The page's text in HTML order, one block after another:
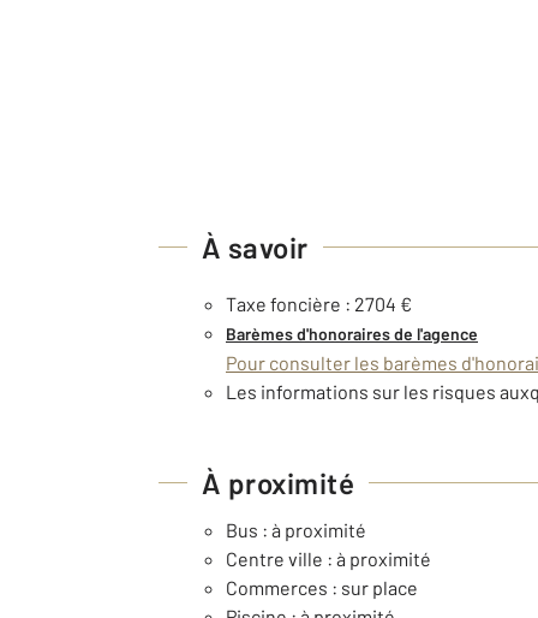
À savoir
Taxe foncière : 2704 €
Barèmes d'honoraires de l'agence
Pour consulter les barèmes
Les informations sur les risques
À proximité
Bus : à proximité
Centre ville : à proximité
Commerces : sur place